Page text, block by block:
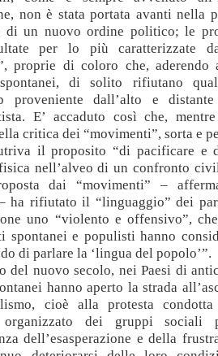
non è stata portata avanti nella
di un nuovo ordine politico; le
per lo più caratterizzate
proprie di coloro che, aderendo
di solito rifiutano
proveniente dall’alto e
E’ accaduto così che,
critica dei “movimenti”, sorta e
il proposito “di pacificare e
nell’alveo di un confronto
dai “movimenti” –
ha rifiutato il “linguaggio” dei
uno “violento e offensivo”,
spontanei e populisti hanno
di parlare la ‘lingua del popolo’”.
del nuovo secolo, nei Paesi di
hanno aperto la strada
cioè alla protesta
organizzato dei gruppi
dell’esasperazione e della